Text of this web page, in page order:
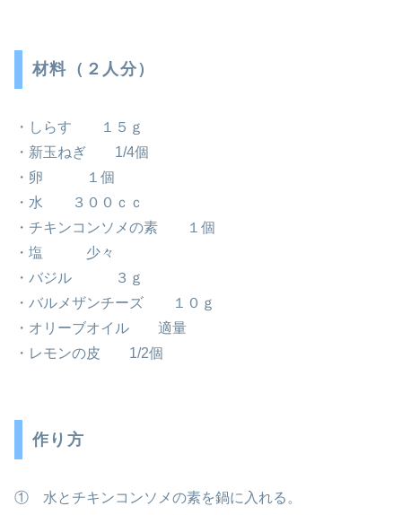
材料（２人分）
・しらす １５ｇ
・新玉ねぎ 1/4個
・卵 １個
・水 ３００ｃｃ
・チキンコンソメの素 １個
・塩 少々
・バジル ３ｇ
・バルメザンチーズ １０ｇ
・オリーブオイル 適量
・レモンの皮 1/2個
作り方
① 水とチキンコンソメの素を鍋に入れる。